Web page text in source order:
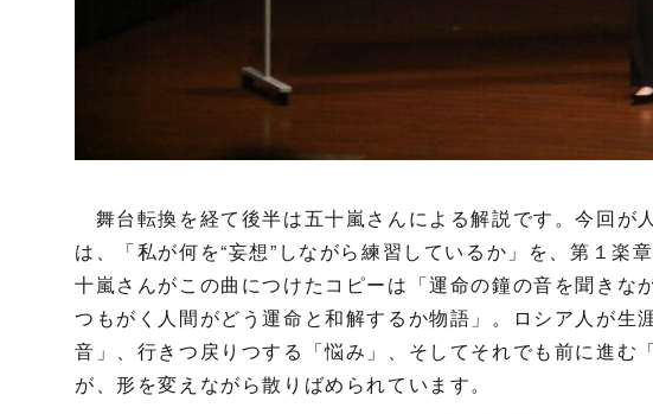
舞台転換を経て後半は五十嵐さんによる解説です。今回が
は、「私が何を“妄想”しながら練習しているか」を、第１楽
十嵐さんがこの曲につけたコピーは「運命の鐘の音を聞きな
つもがく人間がどう運命と和解するか物語」。ロシア人が生
音」、行きつ戻りつする「悩み」、そしてそれでも前に進む
が、形を変えながら散りばめられています。